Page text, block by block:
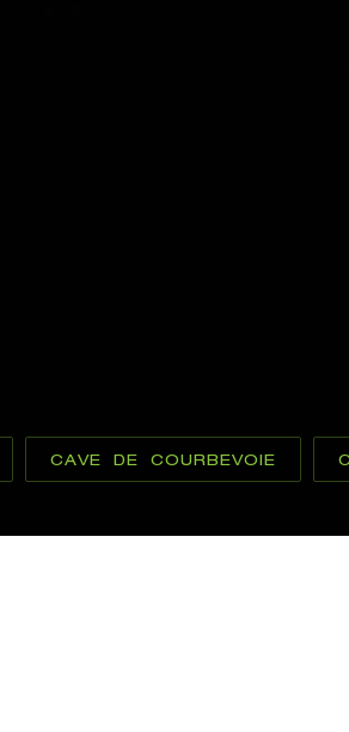
CAVE DE COURBEVOIE